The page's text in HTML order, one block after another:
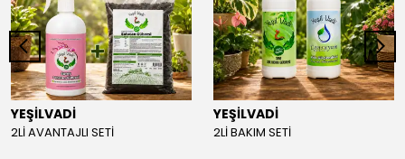
YEŞİLVADİ
2Lİ AVANTAJLI SETİ
YEŞİLVADİ
2Lİ BAKIM SETİ